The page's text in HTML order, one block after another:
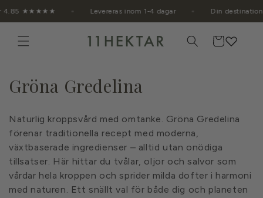
vidare
4.85 ★★★★★ Levereras inom 1-4 dagar Din
Varukorg
P
o
d
u
Gröna Gredelina
Naturlig kroppsvård med omtanke. Gröna Gredelina
förenar traditionella recept med moderna,
växtbaserade ingredienser – alltid utan onödiga
tillsatser. Här hittar du tvålar, oljor och salvor som
vårdar hela kroppen och sprider milda dofter i harmoni
med naturen. Ett snällt val för både dig och planeten